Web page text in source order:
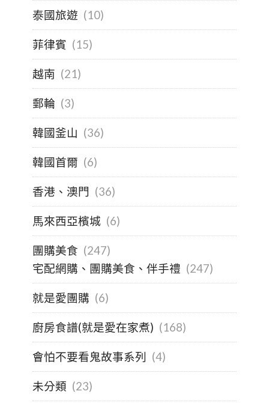
泰國旅遊 (10)
菲律賓 (15)
越南 (21)
郵輪 (3)
韓國釜山 (36)
韓國首爾 (6)
香港、澳門 (36)
馬來西亞檳城 (6)
團購美食 (247)
宅配網購、團購美食、伴手禮 (247)
就是愛團購 (6)
廚房食譜(就是愛在家煮) (168)
會怕不要看鬼故事系列 (4)
未分類 (23)